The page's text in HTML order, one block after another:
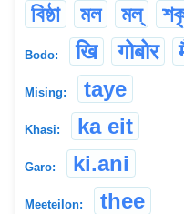
বিষ্ঠা
মল মল্
Bodo: खि गोबोर
Mising: taye
Khasi: ka eit
Garo: ki.ani
Meeteilon: thee